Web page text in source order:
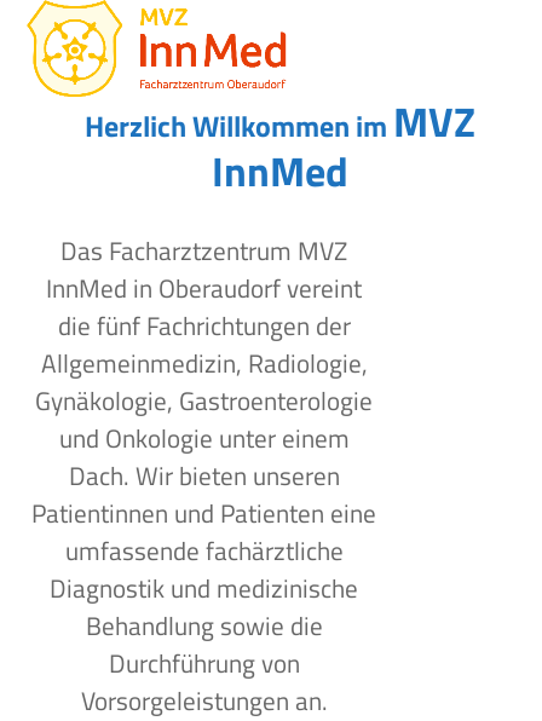
Skip
content
Open
mobile
menu
Close
mobile
menu
Herzlich Willkommen im MVZ
InnMed
Das Facharztzentrum MVZ
InnMed in Oberaudorf vereint
die fünf Fachrichtungen der
Allgemeinmedizin, Radiologie,
Gynäkologie, Gastroenterologie
und Onkologie unter einem
Dach. Wir bieten unseren
Patientinnen und Patienten eine
umfassende fachärztliche
Diagnostik und medizinische
Behandlung sowie die
Durchführung von
Vorsorgeleistungen an.